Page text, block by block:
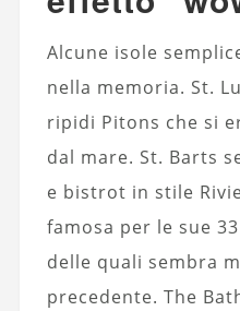
Alcune isole
nella memoria. St.
ripidi Pitons che si
dal mare. St. Barts
e bistrot in stile
famosa per le sue
delle quali sembra
precedente. The